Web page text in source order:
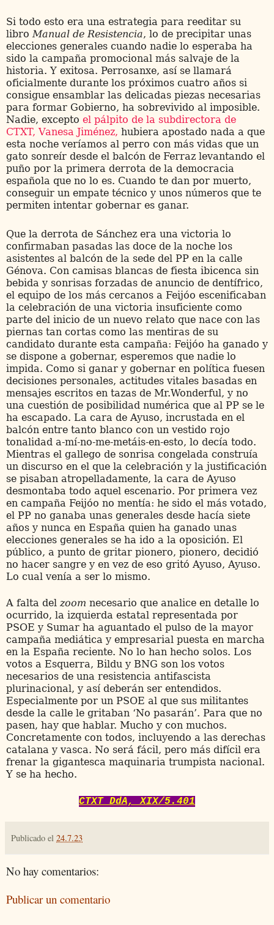
Si todo esto era una estrategia para reeditar su
libroManual de Resistencia, lo de precipitar unas
elecciones generales cuando nadie lo esperaba ha
sido la campaña promocional más salvaje de la
historia. Y exitosa. Perrosanxe, así se llamará
oficialmente durante los próximos cuatro años si
consigue ensamblar las delicadas piezas necesarias
para formar Gobierno, ha sobrevivido al imposible.
Nadie, excepto el pálpito de la subdirectora de
CTXT, Vanesa Jiménez, hubiera apostado nada a que
esta noche veríamos al perro con más vidas que un
gato sonreír desde el balcón de Ferraz levantando el
puño por la primera derrota de la democracia
española que no lo es. Cuando te dan por muerto,
conseguir un empate técnico y unos números que te
permiten intentar gobernar es ganar.
Que la derrota de Sánchez era una victoria lo
confirmaban pasadas las doce de la noche los
asistentes al balcón de la sede del PP en la calle
Génova. Con camisas blancas de fiesta ibicenca sin
bebida y sonrisas forzadas de anuncio de dentífrico,
el equipo de los más cercanos a Feijóo escenificaban
la celebración de una victoria insuficiente como
parte del inicio de un nuevo relato que nace con las
piernas tan cortas como las mentiras de su
candidato durante esta campaña: Feijóo ha ganado y
se dispone a gobernar, esperemos que nadie lo
impida. Como si ganar y gobernar en política fuesen
decisiones personales, actitudes vitales basadas en
mensajes escritos en tazas de Mr.Wonderful, y no
una cuestión de posibilidad numérica que al PP se le
ha escapado. La cara de Ayuso, incrustada en el
balcón entre tanto blanco con un vestido rojo
tonalidad a-mí-no-me-metáis-en-esto, lo decía todo.
Mientras el gallego de sonrisa congelada construía
un discurso en el que la celebración y la justificación
se pisaban atropelladamente, la cara de Ayuso
desmontaba todo aquel escenario. Por primera vez
en campaña Feijóo no mentía: he sido el más votado,
el PP no ganaba unas generales desde hacía siete
años y nunca en España quien ha ganado unas
elecciones generales se ha ido a la oposición. El
público, a punto de gritar pionero, pionero, decidió
no hacer sangre y en vez de eso gritó Ayuso, Ayuso.
Lo cual venía a ser lo mismo.
A falta del zoom necesario que analice en detalle lo
ocurrido, la izquierda estatal representada por
PSOE y Sumar ha aguantado el pulso de la mayor
campaña mediática y empresarial puesta en marcha
en la España reciente. No lo han hecho solos. Los
votos a Esquerra, Bildu y BNG son los votos
necesarios de una resistencia antifascista
plurinacional, y así deberán ser entendidos.
Especialmente por un PSOE al que sus militantes
desde la calle le gritaban ‘No pasarán’. Para que no
pasen, hay que hablar. Mucho y con muchos.
Concretamente con todos, incluyendo a las derechas
catalana y vasca. No será fácil, pero más difícil era
frenar la gigantesca maquinaria trumpista nacional.
Y se ha hecho.
CTXT DdA, XIX/5.401
Publicado el 24.7.23
No hay comentarios:
Publicar un comentario